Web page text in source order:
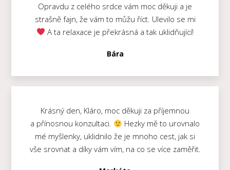
Opravdu z celého srdce vám moc děkuji a je
strašně fajn, že vám to můžu říct. Ulevilo se mi
A ta relaxace je překrásná a tak uklidňující!
Bára
Krásný den, Kláro, moc děkuji za příjemnou
a přínosnou konzultaci.
Hezky mě to urovnalo
mé myšlenky, uklidnilo že je mnoho cest, jak si
vše srovnat a díky vám vím, na co se více zaměřit.